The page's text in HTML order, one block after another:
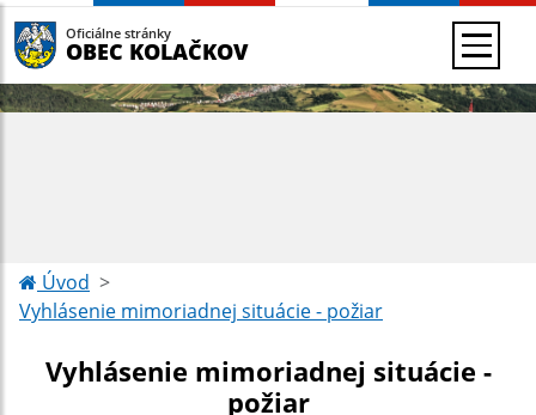
Oficiálne stránky
OBEC KOLAČKOV
Úvod
Vyhlásenie mimoriadnej situácie - požiar
Vyhlásenie mimoriadnej situácie -
požiar